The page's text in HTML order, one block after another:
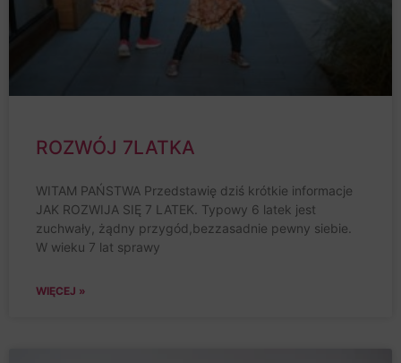
ROZWÓJ 7LATKA
WITAM PAŃSTWA Przedstawię dziś krótkie informacje
JAK ROZWIJA SIĘ 7 LATEK. Typowy 6 latek jest
zuchwały, żądny przygód,bezzasadnie pewny siebie.
W wieku 7 lat sprawy
WIĘCEJ »